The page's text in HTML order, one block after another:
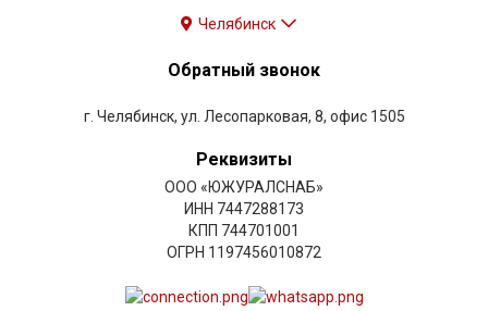
Челябинск
Обратный звонок
г. Челябинск, ул. Лесопарковая, 8, офис 1505
Реквизиты
ООО «ЮЖУРАЛСНАБ»
ИНН 7447288173
КПП 744701001
ОГРН 1197456010872